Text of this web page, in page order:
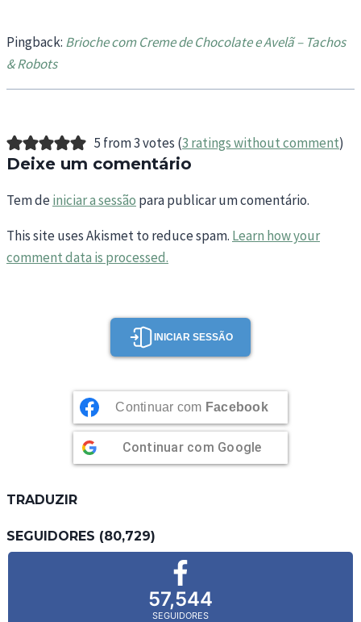
Pingback: Brioche com Creme de Chocolate e Avelã – Tachos
& Robots
5 from 3 votes (3 ratings without comment)
Deixe um comentário
Tem deiniciar a sessão para publicar um comentário.
This site uses Akismet to reduce spam. Learn how your
comment data is processed.
INICIAR SESSÃO
Continuar com Facebook
Continuar com Google
TRADUZIR
SEGUIDORES (80,729)
57,544
SEGUIDORES